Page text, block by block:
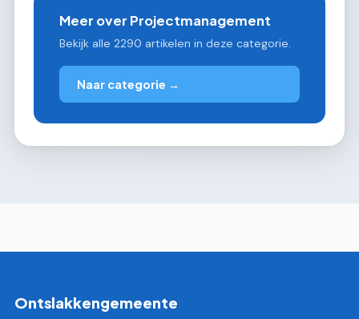
Meer over Projectmanagement
Bekijk alle 2290 artikelen in deze categorie.
Naar categorie →
Ontslakkengemeente